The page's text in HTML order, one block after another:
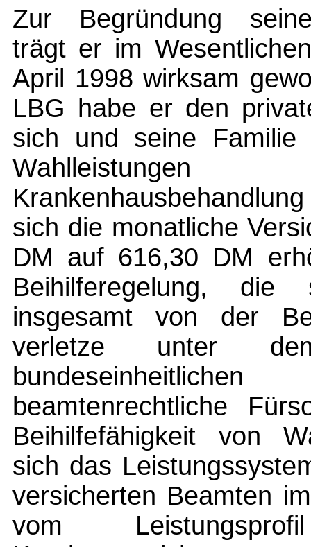
Zur Begründung
trägt er im
April 1998 wirksam
LBG habe er den
sich und seine Familie
sich die monatliche
DM auf 616,30 DM
Beihilferegelung, die
insgesamt von der
verletze unter
beamtenrechtliche
Beihilfefähigkeit von
sich das
versicherten Beamten
vom